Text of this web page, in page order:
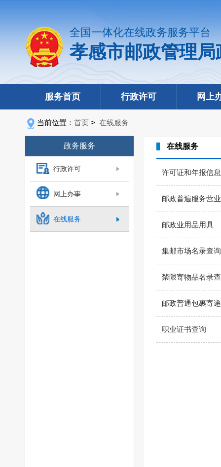
全国一体化在线政务服务平台
孝感市邮政管理
服务首页 行政许可 网上
当前位置： 首页 > 在线服务
政务服务
行政许可
网上办事
在线服务
在线服务
许可证和年报信
邮政普遍服务营
邮政业用品用具
集邮市场名录查询
禁限寄物品名录
邮政普通包裹寄
职业证书查询